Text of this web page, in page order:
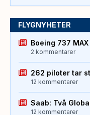
FLYGNYHETER
Boeing 737
2 kommentarer
262 piloter tar
12 kommentarer
Saab: Två
12 kommentarer